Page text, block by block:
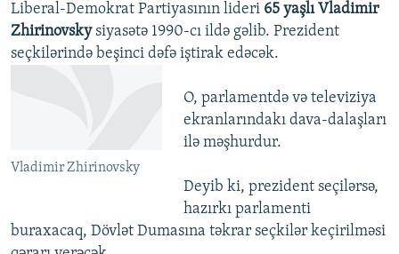
Liberal-Demokrat Partiyasının lideri 65 yaşlı Vladimir
Zhirinovsky siyasətə 1990-cı ildə gəlib. Prezident
seçkilərində beşinci dəfə iştirak edəcək.
Vladimir Zhirinovsky
O, parlamentdə və televiziya
ekranlarındakı dava-dalaşları
ilə məşhurdur.
Deyib ki, prezident seçilərsə,
hazırkı parlamenti
buraxacaq, Dövlət Dumasına təkrar seçkilər keçirilməsi